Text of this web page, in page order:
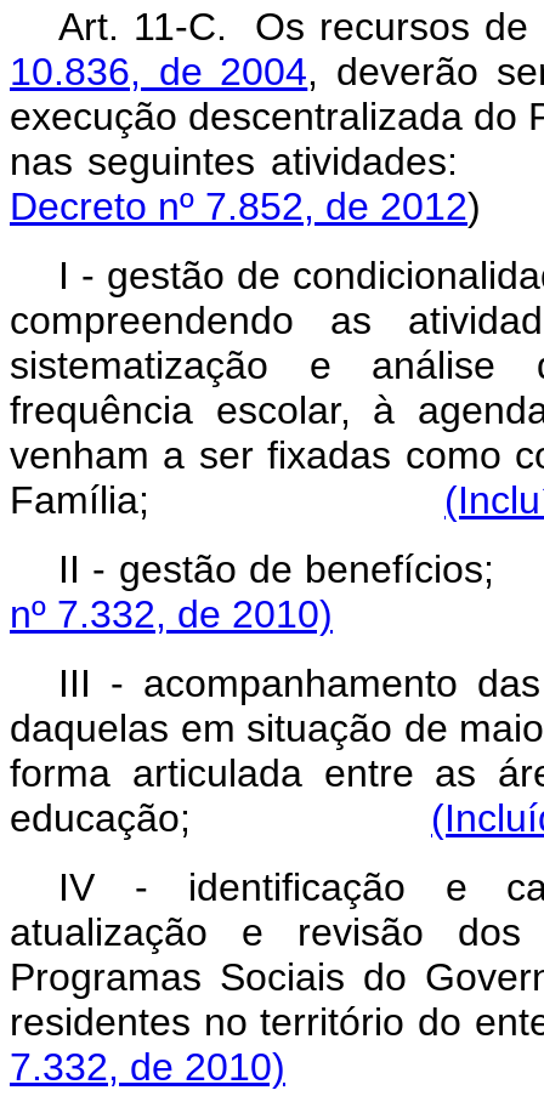
Art. 11-C. Os recursos
10.836, de 2004, deverão
execução descentralizada do
nas seguintes
Decreto nº 7.852, de 2012)
I - gestão de
compreendendo as
sistematização e análise
frequência escolar, à
venham a ser fixadas como
Família;
II - gestão de
nº 7.332, de 2010)
III - acompanhamento
daquelas em situação de
forma articulada entre as
educação;
IV - identificação e
atualização e revisão
Programas Sociais do
residentes no território do
7.332, de 2010)